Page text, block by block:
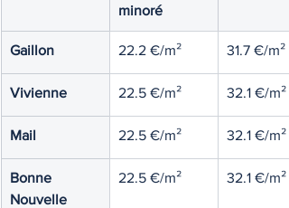
minoré
Gaillon 22.2 €/m² 31.7 €/m²
Vivienne 22.5 €/m² 32.1 €/m²
Mail 22.5 €/m² 32.1 €/m²
Bonne
Nouvelle
22.5 €/m² 32.1 €/m²